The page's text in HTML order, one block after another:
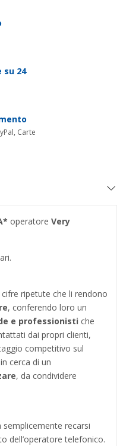
su 24
Carte
operatore Very
ripetute che li rendono
, conferendo loro un
e professionisti che
dai propri clienti,
competitivo sul
cerca di un
, da condividere
semplicemente recarsi
dell’operatore telefonico.